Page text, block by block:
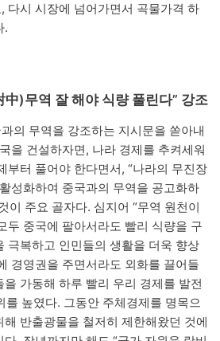
다시 시장에 넘어가면서 곡물가격 하
.
中)무역 잘 해야 식량 풀린다” 강조
의 무역을 강조하는 지시문을 쏟아내
을 건설하자면, 나라 경제를 추켜세워
부터 풀어야 한다면서, “나라의 무진장
성화하여 중국과의 무역을 공고화하
이 주요 골자다. 심지어 “무역 원천이
두 중국에 팔아서라도 빨리 식량을 구
극복하고 인민들의 생활을 더욱 향상
경영권을 주면서라도 외화를 끌어들
가동해 하루 빨리 우리 경제를 발전
를 높였다. 그동안 주체경제를 명목으
반출광물을 철저히 제한해왔던 것에